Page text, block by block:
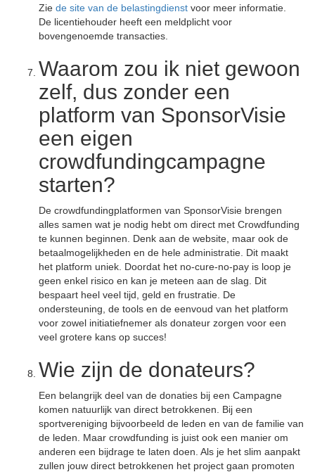
Zie de site van de belastingdienst voor meer informatie.
De licentiehouder heeft een meldplicht voor
bovengenoemde transacties.
Waarom zou ik niet gewoon
zelf, dus zonder een
platform van SponsorVisie
een eigen
crowdfundingcampagne
starten?
De crowdfundingplatformen van SponsorVisie brengen
alles samen wat je nodig hebt om direct met Crowdfunding
te kunnen beginnen. Denk aan de website, maar ook de
betaalmogelijkheden en de hele administratie. Dit maakt
het platform uniek. Doordat het no-cure-no-pay is loop je
geen enkel risico en kan je meteen aan de slag. Dit
bespaart heel veel tijd, geld en frustratie. De
ondersteuning, de tools en de eenvoud van het platform
voor zowel initiatiefnemer als donateur zorgen voor een
veel grotere kans op succes!
Wie zijn de donateurs?
Een belangrijk deel van de donaties bij een Campagne
komen natuurlijk van direct betrokkenen. Bij een
sportvereniging bijvoorbeeld de leden en van de familie van
de leden. Maar crowdfunding is juist ook een manier om
anderen een bijdrage te laten doen. Als je het slim aanpakt
zullen jouw direct betrokkenen het project gaan promoten